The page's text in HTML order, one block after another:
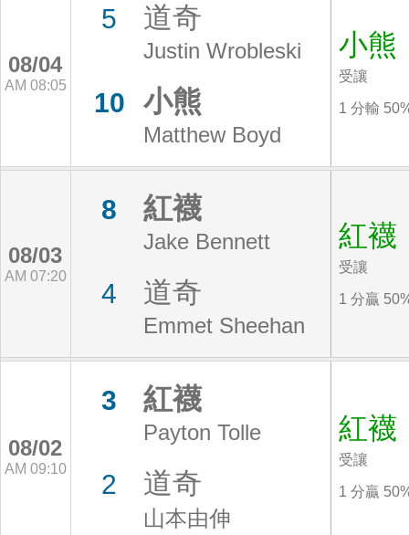
08/04
AM 08:05
5 道奇
Justin Wrobleski
10 小熊
Matthew Boyd
小熊
受讓
1 分輸
08/03
AM 07:20
8 紅襪
Jake Bennett
4 道奇
Emmet Sheehan
紅襪
受讓
1 分贏
08/02
AM 09:10
3 紅襪
Payton Tolle
2 道奇
山本由伸
紅襪
受讓
1 分贏